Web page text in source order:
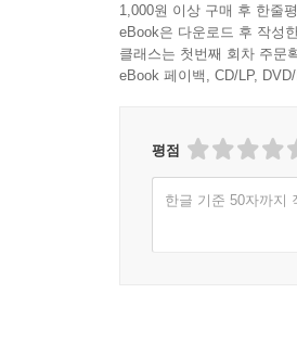
1,000원 이상 구매 후 한줄
eBook은 다운로드 후 작성
클래스는 첫번째 회차 주문
eBook 페이백, CD/LP,
평점
한글 기준 50자까지